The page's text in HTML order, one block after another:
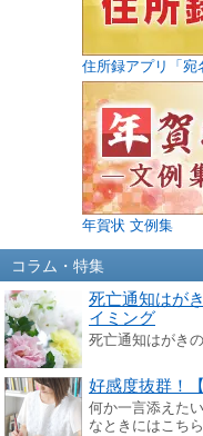
住所録アプリ「宛
年賀状 文例集
コラム・特集
死亡通知はが
イミング
死亡通知はがき
好感度抜群！
何か一言添えた
なときにはこちら